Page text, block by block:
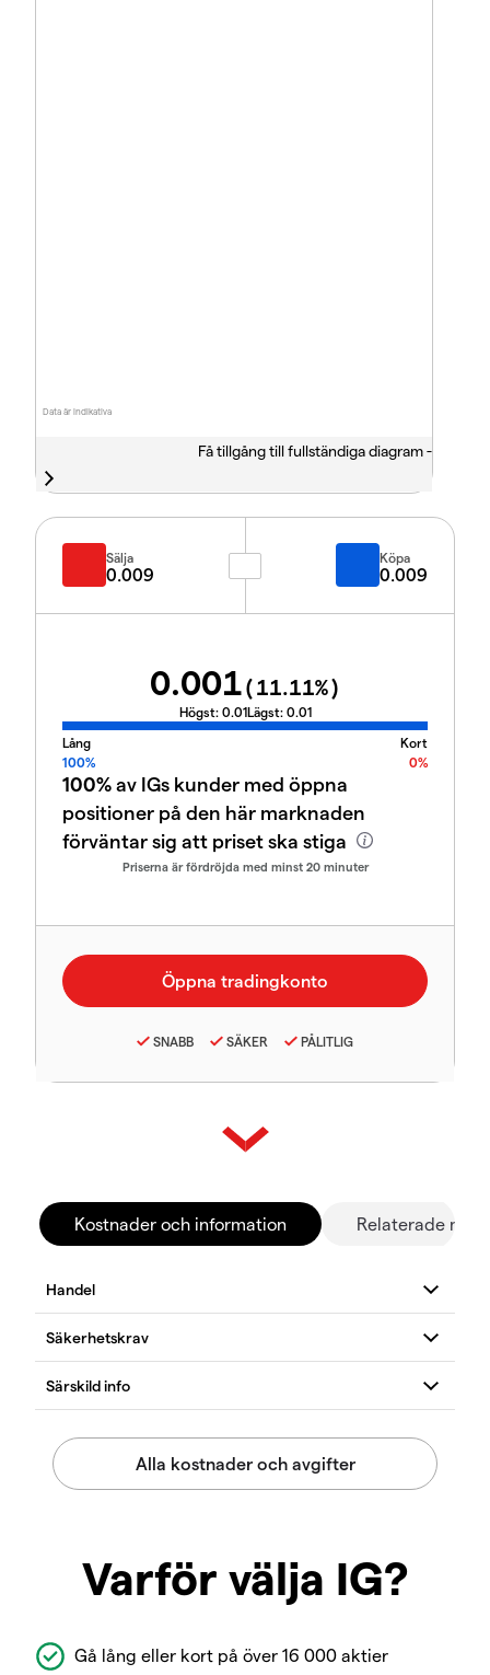
Data är indikativa
Få tillgång till fullständiga diagram -
Sälja
0.009
Köpa
0.009
0.001(11.11%)
Högst: 0.01Lägst: 0.01
Lång
Kort
100%
0%
100%av IGs kunder med öppna
positioner på den här marknaden
förväntar sig att priset ska stiga
Priserna är fördröjda med minst 20 minuter
SNABB SÄKER PÅLITLIG
Kostnader och information Relaterade
Varför välja IG?
Gå lång eller kort på över 16 000 aktier